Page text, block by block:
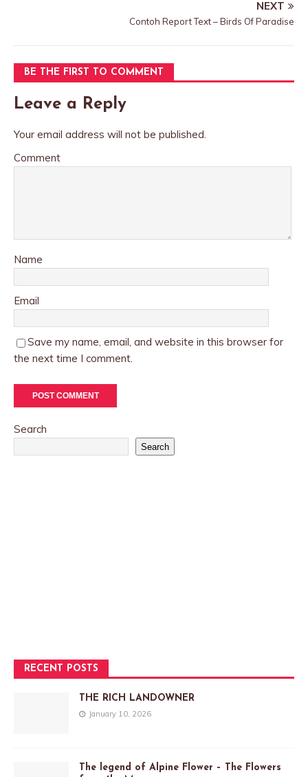
NEXT
Contoh Report Text – Birds Of Paradise
BE THE FIRST TO COMMENT
Leave a Reply
Your email address will not be published.
Comment
Name
Email
Save my name, email, and website in this browser for
the next time I comment.
Search
Search
RECENT POSTS
THE RICH LANDOWNER
January 10, 2026
The legend of Alpine Flower – The Flowers